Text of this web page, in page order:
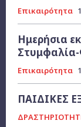
Επικαιρότητα
Ημερήσια
Επικαιρότητα
ΠΑΙΔΙΚΕΣ